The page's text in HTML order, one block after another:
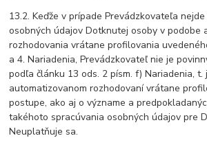
13.2. Keďže v prípade Prevádzkovateľa
osobných údajov Dotknutej osoby v podobe
rozhodovania vrátane profilovania
a 4. Nariadenia, Prevádzkovateľ nie je
podľa článku 13 ods. 2 písm. f) Nariadenia, t.
automatizovanom rozhodovaní vrátane
postupe, ako aj o význame a
takéhoto spracúvania osobných údajov pre
Neuplatňuje sa.